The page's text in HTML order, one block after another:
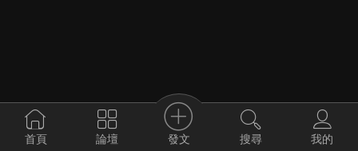
首頁 論壇 發文 搜尋 我的